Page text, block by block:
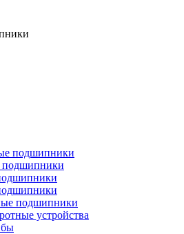
подшипники
подшипники
подшипники
устройства